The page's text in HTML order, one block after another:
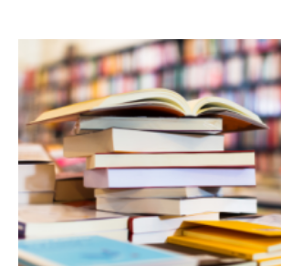
de
la
République
qui
est
liée
aux
relations
interna...
Conseil
d’État
rejette
le
recours
d’Amazon
contre
le